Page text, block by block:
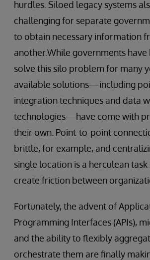
hurdles. Siloed legacy systems
challenging for separate
to obtain necessary information
another.While governments
solve this silo problem for many
available solutions—including
integration techniques and data
technologies—have come with
their own. Point-to-point
brittle, for example, and
single location is a herculean
create friction between
Fortunately, the advent of
Programming Interfaces (APIs),
and the ability to flexibly
orchestrate them are finally